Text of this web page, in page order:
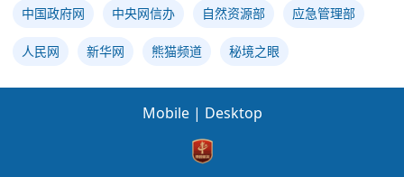
中国政府网 中央网信办 自然资源部 应急管理部
人民网 新华网 熊猫频道 秘境之眼
Mobile | Desktop